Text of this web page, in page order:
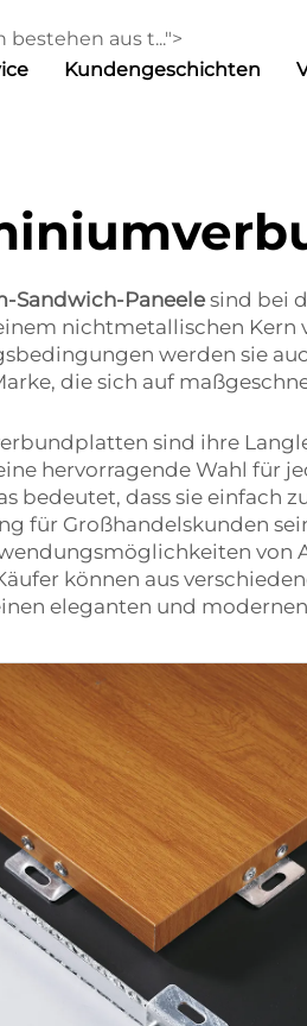
aus t...">
Kundengeschichten
Sandwich-Paneelesind bei
nichtmetallischen
werden sie
die sich auf
sind ihre
hervorragende Wahl für
dass sie einfach
für Großhandelskunden
von
können aus
eleganten und